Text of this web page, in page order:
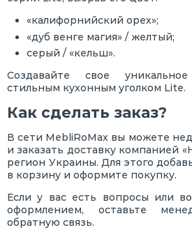
«калифорнийский орех»;
«дуб венге магия» / желтый;
серый / «кельш».
Создавайте свое
стильным кухонным уголком Lite.
Как сделать заказ?
В сети MebliRoMax вы можете
и заказать доставку компанией
регион Украины. Для этого
в корзину и оформите покупку.
Если у вас есть вопросы или
оформлением, оставьте
обратную связь.